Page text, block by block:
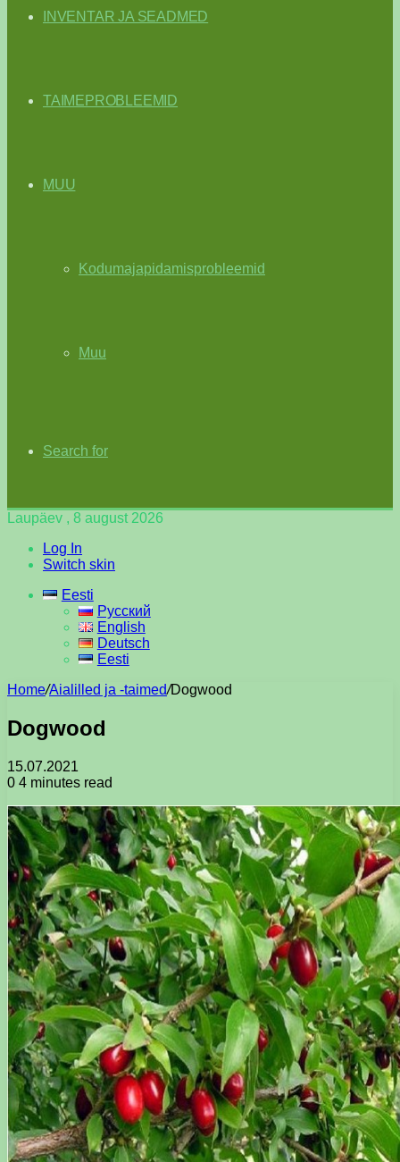
INVENTAR JA SEADMED
TAIMEPROBLEEMID
MUU
Kodumajapidamisprobleemid
Muu
Search for
Laupäev , 8 august 2026
Log In
Switch skin
Eesti
Русский
English
Deutsch
Eesti
Home/Aialilled ja -taimed/Dogwood
Dogwood
15.07.2021
0 4 minutes read